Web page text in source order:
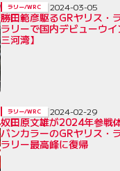
勝田範彦駆るGRヤリス・
ラリーで国内デビューウ
三河湾】
ラリー/WRC 2024-03-05
奴田原文雄が2024年参戦
バンカラーのGRヤリス・
ラリー最高峰に復帰
ラリー/WRC 2024-02-29